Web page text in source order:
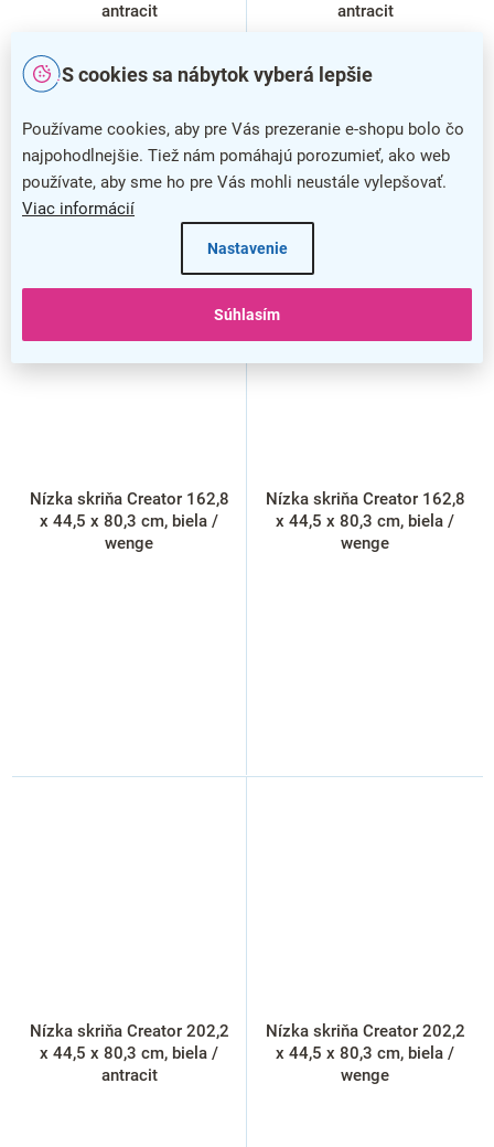
S cookies sa nábytok vyberá lepšie
Používame cookies, aby pre Vás prezeranie e-shopu bolo čo
najpohodlnejšie. Tiež nám pomáhajú porozumieť, ako web
používate, aby sme ho pre Vás mohli neustále vylepšovať.
Viac informácií
Nastavenie
Súhlasím
antracit antracit
Nízka skriňa Creator 162,8
x 44,5 x 80,3 cm, biela /
wenge
Nízka skriňa Creator 162,8
x 44,5 x 80,3 cm, biela /
wenge
Nízka skriňa Creator 202,2
x 44,5 x 80,3 cm, biela /
antracit
Nízka skriňa Creator 202,2
x 44,5 x 80,3 cm, biela /
wenge